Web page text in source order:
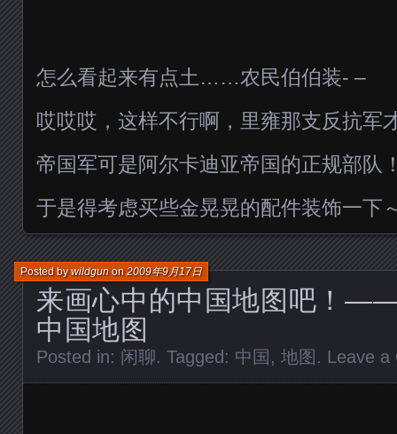
怎么看起来有点土……农民伯伯装- –
哎哎哎，这样不行啊，里雍那支反抗军
帝国军可是阿尔卡迪亚帝国的正规部队
于是得考虑买些金晃晃的配件装饰一下
来画心中的中国地图吧！
中国地图
Posted bywildgunon2009年9月17日
Posted in: 闲聊. Tagged: 中国, 地图. Leave a